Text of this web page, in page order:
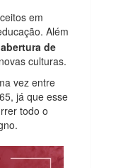
em
Além
de
culturas.
vez entre
já que esse
todo o